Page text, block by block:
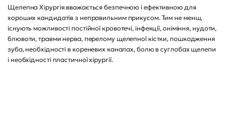
Щелепна Хірургія вважається безпечною і ефективною для
хороших кандидатів з неправильним прикусом. Тим не менш,
існують можливості постійної кровотечі, інфекції, оніміння, нудоти,
блювоти, травми нерва, перелому щелепної кістки, пошкодження
зуба, необхідності в кореневих каналах, болю в суглобах щелепи
і необхідності пластичної хірургії.